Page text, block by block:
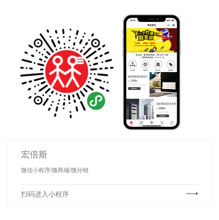
宏倍斯
微信小程序/微商城/微分销
扫码进入小程序